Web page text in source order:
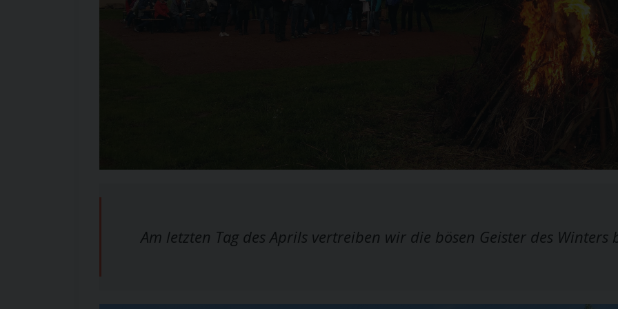
Am letzten Tag des Aprils vertreiben wir die bösen Geister des Winters